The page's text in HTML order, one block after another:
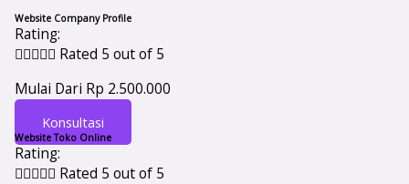
Website Company Profile
Rating:
 Rated 5 out of 5
Mulai Dari Rp 2.500.000
Konsultasi
Website Toko Online
Rating:
 Rated 5 out of 5